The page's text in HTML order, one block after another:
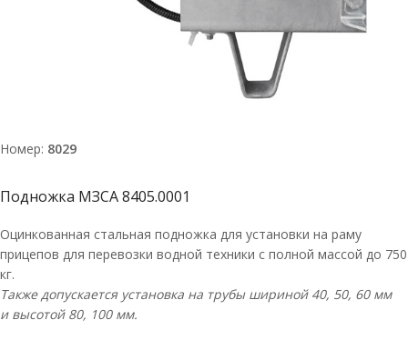
Номер: 8029
Подножка МЗСА 8405.0001
Оцинкованная стальная подножка для установки на раму
прицепов для перевозки водной техники с полной массой до 750
кг.
Также допускается установка на трубы шириной 40, 50, 60 мм
и высотой 80, 100 мм.